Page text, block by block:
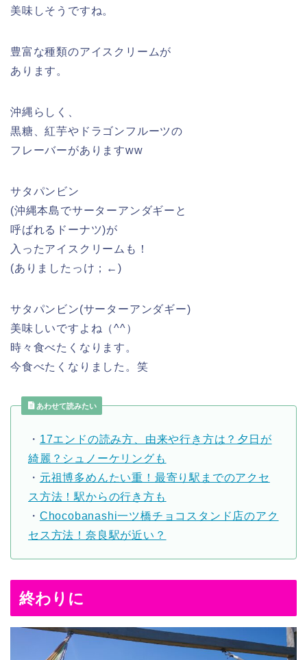
美味しそうですね。
豊富な種類のアイスクリームが
あります。
沖縄らしく、
黒糖、紅芋やドラゴンフルーツの
フレーバーがありますww
サタパンビン
(沖縄本島でサーターアンダギーと
呼ばれるドーナツ)が
入ったアイスクリームも！
(ありましたっけ；←)
サタパンビン(サーターアンダギー)
美味しいですよね（^^）
時々食べたくなります。
今食べたくなりました。笑
あわせて読みたい
・ 17エンドの読み方、由来や行き方は？夕日が
綺麗？シュノーケリングも
・ 元祖博多めんたい重！最寄り駅までのアクセ
ス方法！駅からの行き方も
・ Chocobanashi一ツ橋チョコスタンド店のアク
セス方法！奈良駅が近い？
終わりに